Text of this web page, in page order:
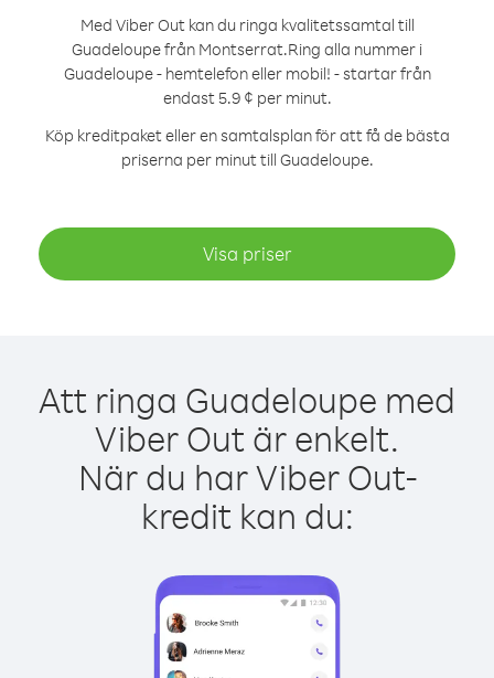
Med Viber Out kan du ringa kvalitetssamtal till
Guadeloupe från Montserrat.Ring alla nummer i
Guadeloupe - hemtelefon eller mobil! - startar från
endast 5.9 ¢ per minut.
Köp kreditpaket eller en samtalsplan för att få de bästa
priserna per minut till Guadeloupe.
Visa priser
Att ringa Guadeloupe med
Viber Out är enkelt.
När du har Viber Out-
kredit kan du: